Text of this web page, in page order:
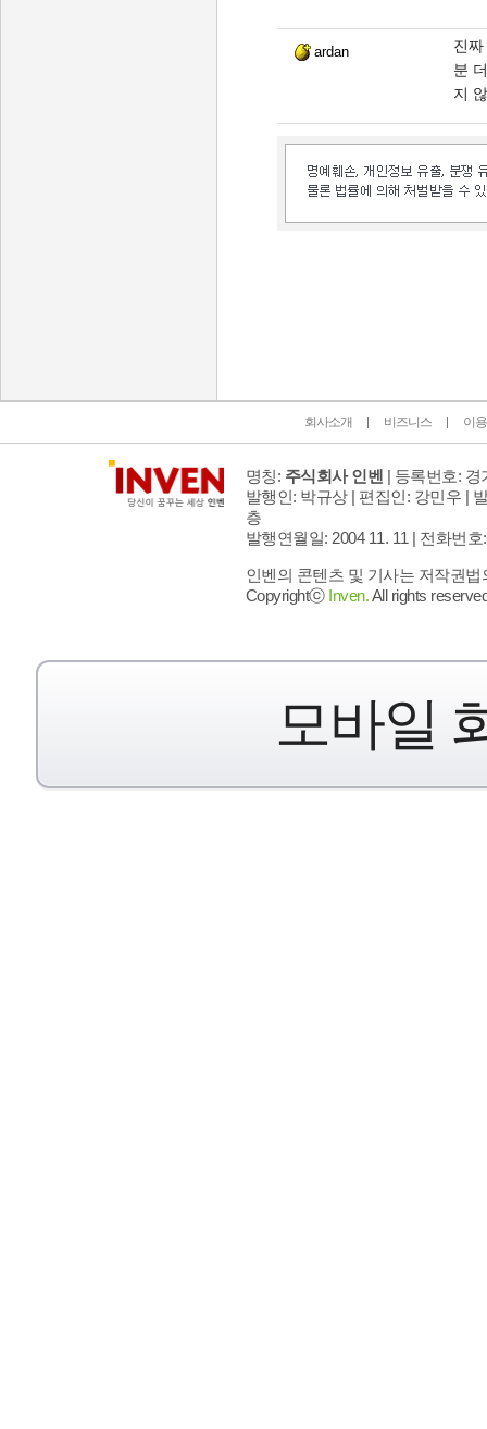
ardan
진
분
지
회사소개 비즈니스 이
명칭: 주식회사 인벤 | 등록번호: 경
발행인: 박규상 | 편집인: 강민우 |
층
발행연월일: 2004 11. 11 | 전화번호
인벤의 콘텐츠 및 기사는 저작권
Copyrightⓒ Inven.All rights
모바일